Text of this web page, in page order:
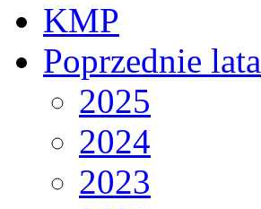
KMP
Poprzednie lata
2025
2024
2023